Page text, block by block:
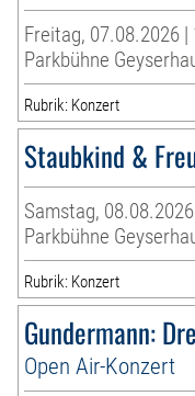
Freitag, 07.08.2026 |
Parkbühne
Rubrik: Konzert
Staubkind &
Samstag,
Parkbühne
Rubrik: Konzert
Gundermann:
Open Air-Konzert